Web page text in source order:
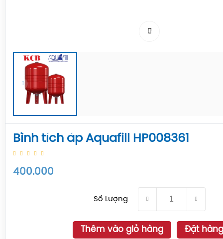
Bình tích áp Aquafill HP008361
400.000
Số Lượng
Thêm vào giỏ hàng Đặt hàng